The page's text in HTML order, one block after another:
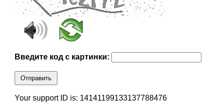
Введите код с картинки:
Отправить
Your support ID is: 14141199133137788476